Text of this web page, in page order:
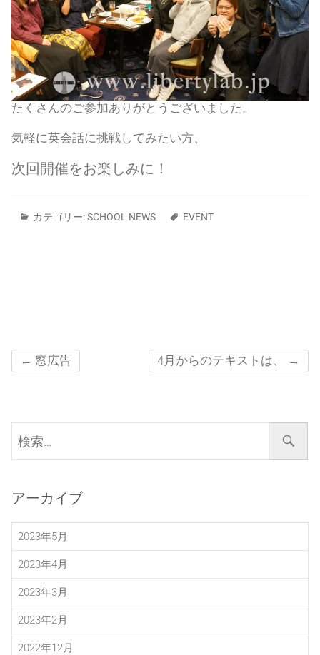
たくさんのご参加ありがとうございました。
気軽に英会話に挑戦してみたい方、
次回開催をお楽しみに！
カテゴリー:SCHOOL NEWS EVENT
← 窓広告 4月からのテキストは、 →
索…
アーカイブ
2023年5月
2023年4月
2023年3月
2023年2月
2022年12月